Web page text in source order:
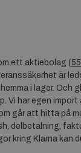
ett aktiebolag (
är
i lager. Och
har egen
går att hitta på
delbetalning,
kring Klarna kan